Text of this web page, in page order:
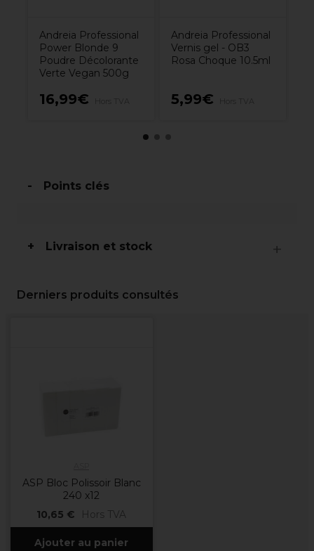
Andreia Professional
Power Blonde 9
Poudre Décolorante
Verte Vegan 500g
16,99€
Andreia Professional
Vernis gel - OB3
Rosa Choque 10.5ml
5,99€
Points clés
Livraison et stock
Derniers produits consultés
ASP Bloc Polissoir Blanc
240 x12
10,65 €
Hors TVA
Ajouter au panier